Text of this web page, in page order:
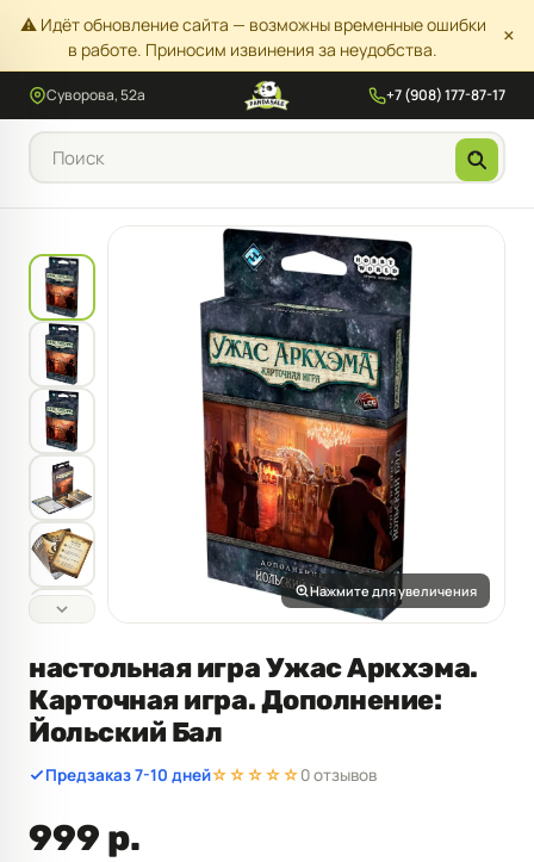
⚠️ Идёт обновление сайта — возможны временные ошибки
в работе. Приносим извинения за неудобства.
×
Суворова, 52а +7 (908) 177-87-17
Нажмите для увеличения
настольная игра Ужас Аркхэма.
Карточная игра. Дополнение:
Йольский Бал
Предзаказ 7-10 дней☆☆☆☆☆0 отзывов
999 р.